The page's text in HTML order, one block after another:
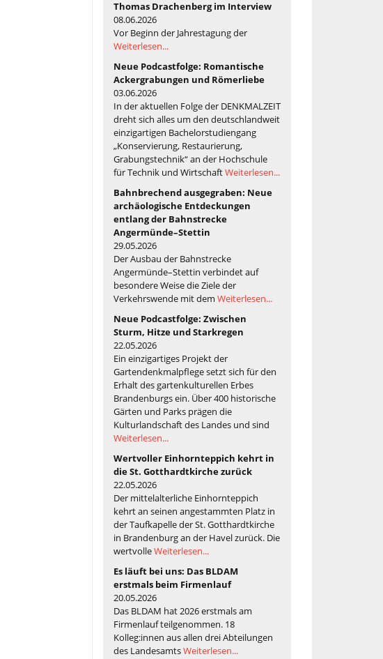
Thomas Drachenberg im Interview
08.06.2026
Vor Beginn der Jahrestagung der
Weiterlesen...
Neue Podcastfolge: Romantische
Ackergrabungen und Römerliebe
03.06.2026
In der aktuellen Folge der DENKMALZEIT
dreht sich alles um den deutschlandweit
einzigartigen Bachelorstudiengang
„Konservierung, Restaurierung,
Grabungstechnik“ an der Hochschule
für Technik und WirtschaftWeiterlesen...
Bahnbrechend ausgegraben: Neue
archäologische Entdeckungen
entlang der Bahnstrecke
Angermünde–Stettin
29.05.2026
Der Ausbau der Bahnstrecke
Angermünde–Stettin verbindet auf
besondere Weise die Ziele der
Verkehrswende mit dem Weiterlesen...
Neue Podcastfolge: Zwischen
Sturm, Hitze und Starkregen
22.05.2026
Ein einzigartiges Projekt der
Gartendenkmalpflege setzt sich für den
Erhalt des gartenkulturellen Erbes
Brandenburgs ein. Über 400 historische
Gärten und Parks prägen die
Kulturlandschaft des Landes und sind
Weiterlesen...
Wertvoller Einhornteppich kehrt in
die St. Gotthardtkirche zurück
22.05.2026
Der mittelalterliche Einhornteppich
kehrt an seinen angestammten Platz in
der Taufkapelle der St. Gotthardtkirche
in Brandenburg an der Havel zurück. Die
wertvolleWeiterlesen...
Es läuft bei uns: Das BLDAM
erstmals beim Firmenlauf
20.05.2026
Das BLDAM hat 2026 erstmals am
Firmenlauf teilgenommen. 18
Kolleg:innen aus allen drei Abteilungen
des LandesamtsWeiterlesen...